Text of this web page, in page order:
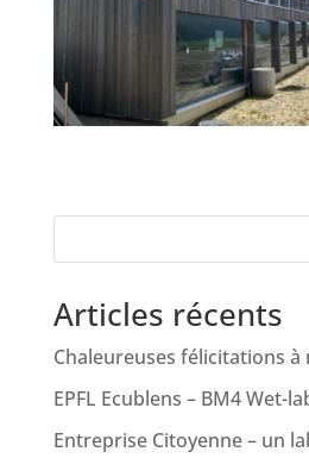
Articles récents
Chaleureuses félicitations
EPFL Ecublens – BM4 Wet-
Entreprise Citoyenne – un